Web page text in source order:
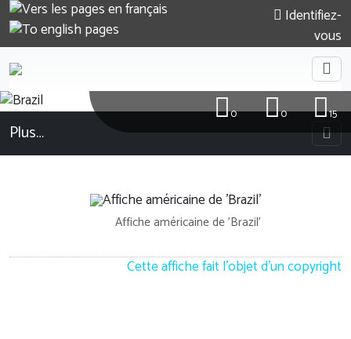
Identifiez-
vous
15
0
0
Plus…
Affiche américaine de 'Brazil'
Cette affiche fait l'objet d'un copyright